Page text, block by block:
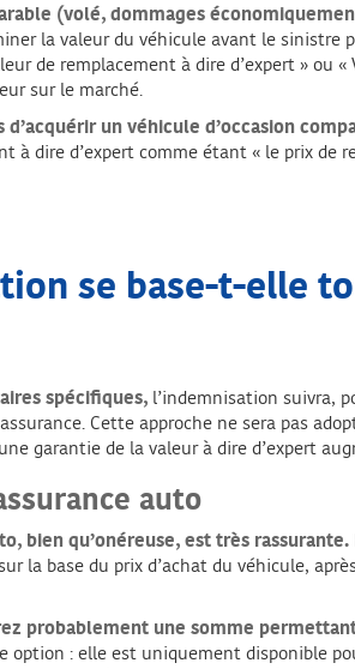
(volé, dommages
la valeur du véhicule avant le
de remplacement à dire d’expert » ou
sur le marché.
un véhicule d’occasion
à dire d’expert comme étant « le prix
se base-t-elle
spécifiques, l’indemnisation suivra,
Cette approche ne sera pas
garantie de la valeur à dire d’expert
auto
bien qu’onéreuse, est très rassurante.
la base du prix d’achat du véhicule,
probablement une somme
: elle est uniquement disponible